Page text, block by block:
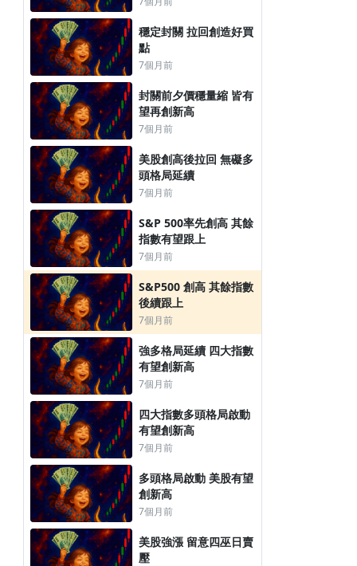
穩定封關 拉回創造好買
點
7個月前
封關前夕價穩量縮 皆有
望再創新高
7個月前
美股創高後拉回 無礙多
頭格局延續
7個月前
S&P 500率先創高 其餘
指數有望跟上
7個月前
S&P500 創高 其餘指數
後續跟上
7個月前
強多格局延續 四大指數
有望創新高
7個月前
四大指數多頭格局啟動
有望創新高
7個月前
多頭格局啟動 美股有望
創新高
7個月前
美股強漲 留意四巫日賣
壓